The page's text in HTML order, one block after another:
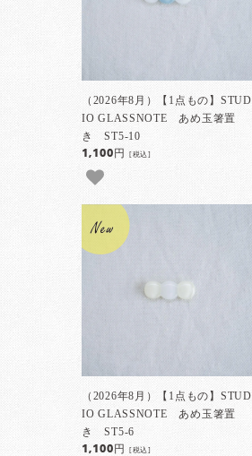
（2026年8月）【1点もの】STUD
IO GLASSNOTE あめ玉箸置
き ST5-10
1,100円[税込]
（2026年8月）【1点もの】STUD
IO GLASSNOTE あめ玉箸置
き ST5-6
1,100円[税込]